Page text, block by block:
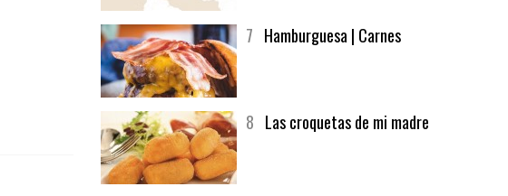
7 Hamburguesa | Carnes
8 Las croquetas de mi madre